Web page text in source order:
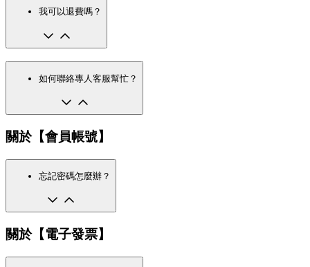
我可以退費嗎？
如何聯絡專人客服幫忙？
關於【會員帳號】
忘記密碼怎麼辦？
關於【電子發票】